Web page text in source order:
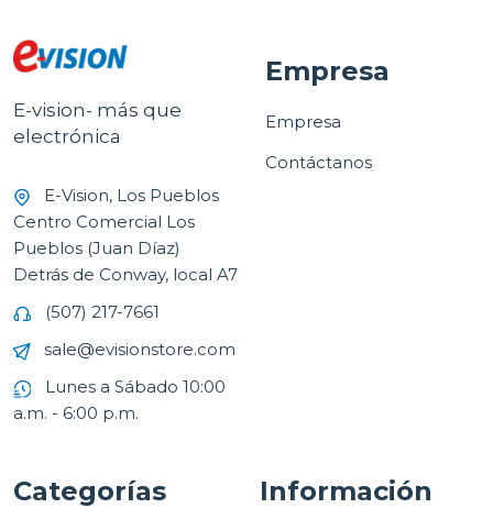
E-vision- más que
electrónica
E-Vision, Los Pueblos
Centro Comercial Los
Pueblos (Juan Díaz)
Detrás de Conway, local A7
(507) 217-7661
sale@evisionstore.com
Lunes a Sábado 10:00
a.m. - 6:00 p.m.
Empresa
Empresa
Contáctanos
Categorías Información